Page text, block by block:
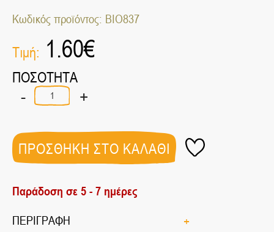
Κωδικός προϊόντος: ΒΙΟ837
Τιμή: 1.60€
ΠΟΣΟΤΗΤΑ
-
ΒΑΣΙΛΙΚΟΣ
ΤΡΙΜΜΕΝΟΣ
30gr
ποσότητα
+
ΠΡΟΣΘΗΚΗ ΣΤΟ ΚΑΛΑΘΙ
Παράδοση σε 5 - 7 ημέρες
ΠΕΡΙΓΡΑΦΗ